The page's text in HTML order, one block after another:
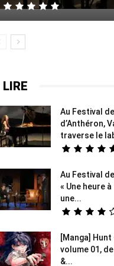
Au Festival
d’Anthéron,
traverse le
Au Festival
« Une heure
une...
[Manga]
volume 01,
&...